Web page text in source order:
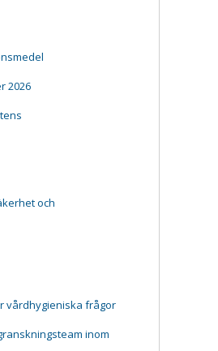
2026
och
vårdhygieniska frågor
inom